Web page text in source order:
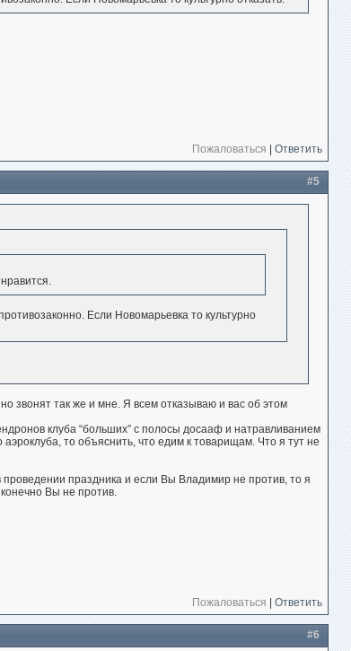
Пожаловаться | Ответить
#5
Если Новомарьевка то культурно
звонят так же и мне. Я всем отказываю и вас об этом
клуба “больших” с полосы досааф и натравливанием
то объяснить, что едим к товарищам. Что я тут не
праздника и если Вы Владимир не против, то я
Вы не против.
Пожаловаться | Ответить
#6